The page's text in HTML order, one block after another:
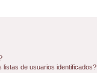
listas de usuarios identificados?